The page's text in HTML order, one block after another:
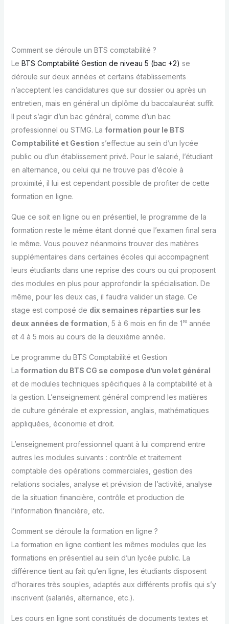
Comment se déroule un BTS comptabilité ?
Le BTS Comptabilité Gestion de niveau 5 (bac +2) se
déroule sur deux années et certains établissements
n’acceptent les candidatures que sur dossier ou après un
entretien, mais en général un diplôme du baccalauréat suffit.
Il peut s’agir d’un bac général, comme d’un bac
professionnel ou STMG. La formation pour le BTS
Comptabilité et Gestion s’effectue au sein d’un lycée
public ou d’un établissement privé. Pour le salarié, l’étudiant
en alternance, ou celui qui ne trouve pas d’école à
proximité, il lui est cependant possible de profiter de cette
formation en ligne.
Que ce soit en ligne ou en présentiel, le programme de la
formation reste le même étant donné que l’examen final sera
le même. Vous pouvez néanmoins trouver des matières
supplémentaires dans certaines écoles qui accompagnent
leurs étudiants dans une reprise des cours ou qui proposent
des modules en plus pour approfondir la spécialisation. De
même, pour les deux cas, il faudra valider un stage. Ce
stage est composé de dix semaines réparties sur les
deux années de formation , 5 à 6 mois en fin de 1reannée
et 4 à 5 mois au cours de la deuxième année.
Le programme du BTS Comptabilité et Gestion
La formation du BTS CG se compose d’un volet général
et de modules techniques spécifiques à la comptabilité et à
la gestion. L’enseignement général comprend les matières
de culture générale et expression, anglais, mathématiques
appliquées, économie et droit.
L’enseignement professionnel quant à lui comprend entre
autres les modules suivants : contrôle et traitement
comptable des opérations commerciales, gestion des
relations sociales, analyse et prévision de l’activité, analyse
de la situation financière, contrôle et production de
l’information financière, etc.
Comment se déroule la formation en ligne ?
La formation en ligne contient les mêmes modules que les
formations en présentiel au sein d’un lycée public. La
différence tient au fait qu’en ligne, les étudiants disposent
d’horaires très souples, adaptés aux différents profils qui s’y
inscrivent (salariés, alternance, etc.).
Les cours en ligne sont constitués de documents textes et